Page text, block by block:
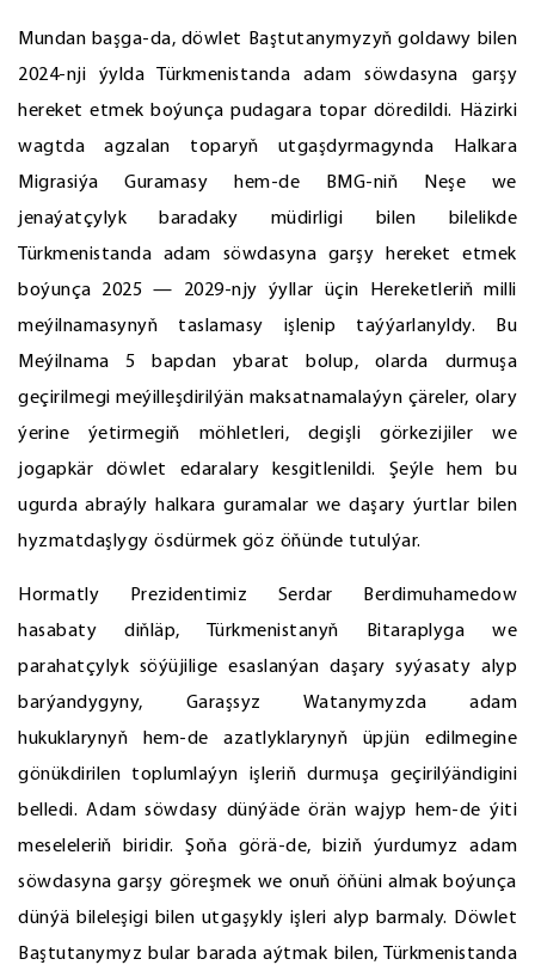
Mundan başga-da, döwlet Baştutanymyzyň goldawy bilen
2024-nji ýylda Türkmenistanda adam söwdasyna garşy
hereket etmek boýunça pudagara topar döredildi. Häzirki
wagtda agzalan toparyň utgaşdyrmagynda Halkara
Migrasiýa Guramasy hem-de BMG-niň Neşe we
jenaýatçylyk baradaky müdirligi bilen bilelikde
Türkmenistanda adam söwdasyna garşy hereket etmek
boýunça 2025 — 2029-njy ýyllar üçin Hereketleriň milli
meýilnamasynyň taslamasy işlenip taýýarlanyldy. Bu
Meýilnama 5 bapdan ybarat bolup, olarda durmuşa
geçirilmegi meýilleşdirilýän maksatnamalaýyn çäreler, olary
ýerine ýetirmegiň möhletleri, degişli görkezijiler we
jogapkär döwlet edaralary kesgitlenildi. Şeýle hem bu
ugurda abraýly halkara guramalar we daşary ýurtlar bilen
hyzmatdaşlygy ösdürmek göz öňünde tutulýar.
Hormatly Prezidentimiz Serdar Berdimuhamedow
hasabaty diňläp, Türkmenistanyň Bitaraplyga we
parahatçylyk söýüjilige esaslanýan daşary syýasaty alyp
barýandygyny, Garaşsyz Watanymyzda adam
hukuklarynyň hem-de azatlyklarynyň üpjün edilmegine
gönükdirilen toplumlaýyn işleriň durmuşa geçirilýändigini
belledi. Adam söwdasy dünýäde örän wajyp hem-de ýiti
meseleleriň biridir. Şoňa görä-de, biziň ýurdumyz adam
söwdasyna garşy göreşmek we onuň öňüni almak boýunça
dünýä bileleşigi bilen utgaşykly işleri alyp barmaly. Döwlet
Baştutanymyz bular barada aýtmak bilen, Türkmenistanda